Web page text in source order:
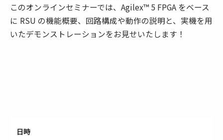
このオンラインセミナーでは、Agilex™ 5 FPGA をベース
に RSU の機能概要、回路構成や動作の説明と、実機を用
いたデモンストレーションをお見せいたします！
日時